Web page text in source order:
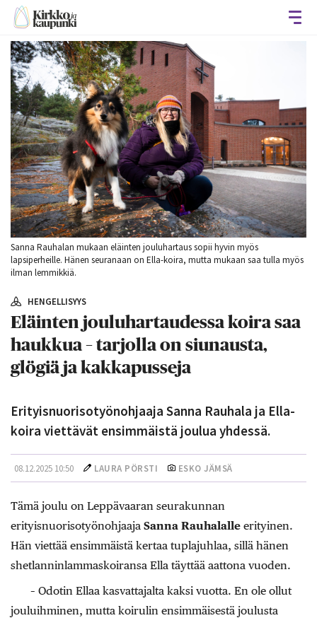
Sanna Rauhalan mukaan eläinten jouluhartaus sopii hyvin myös
lapsiperheille. Hänen seuranaan on Ella-koira, mutta mukaan saa tulla myös
ilman lemmikkiä.
HENGELLISYYS
Eläinten jouluhartaudessa koira saa
haukkua – tarjolla on siunausta,
glögiä ja kakkapusseja
Erityisnuorisotyönohjaaja Sanna Rauhala ja Ella-
koira viettävät ensimmäistä joulua yhdessä.
08.12.2025 10:50 LAURA PÖRSTI ESKO JÄMSÄ
Tämä joulu on Leppävaaran seurakunnan
erityisnuorisotyönohjaaja Sanna Rauhalalle erityinen.
Hän viettää ensimmäistä kertaa tuplajuhlaa, sillä hänen
shetlanninlammaskoiransa Ella täyttää aattona vuoden.
– Odotin Ellaa kasvattajalta kaksi vuotta. En ole ollut
jouluihminen, mutta koirulin ensimmäisestä joulusta